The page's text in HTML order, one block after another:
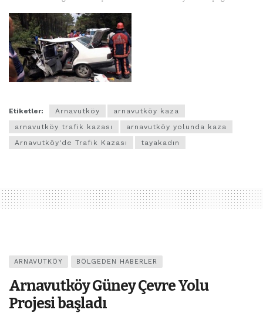
Etiketler: Arnavutköy
arnavutköy kaza
arnavutköy trafik kazası
arnavutköy yolunda kaza
Arnavutköy'de Trafik Kazası
tayakadın
ARNAVUTKÖY BÖLGEDEN HABERLER
Arnavutköy Güney Çevre Yolu
Projesi başladı